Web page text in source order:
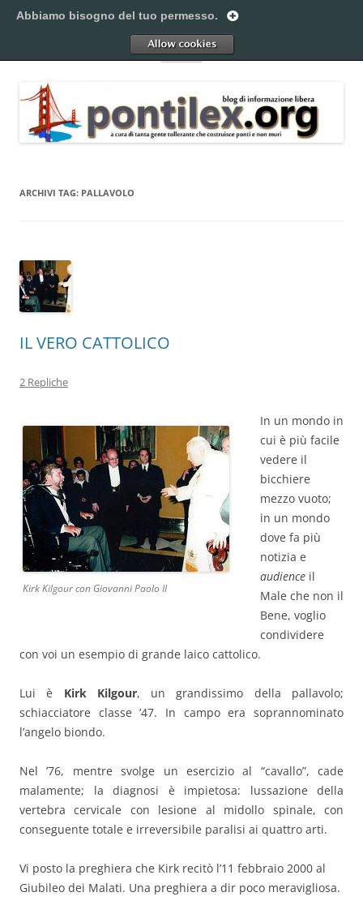
al
Pontilex
Menu
ARCHIVI TAG: PALLAVOLO
IL VERO CATTOLICO
2 Repliche
Kirk Kilgour con Giovanni Paolo II
In un mondo in
cui è più facile
vedere il
bicchiere
mezzo vuoto;
in un mondo
dove fa più
notizia e
audience il
Male che non il
Bene, voglio
condividere
con voi un esempio di grande laico cattolico.
Lui è Kirk Kilgour, un grandissimo della pallavolo;
schiacciatore classe ’47. In campo era soprannominato
l’angelo biondo.
Nel ’76, mentre svolge un esercizio al “cavallo”, cade
malamente; la diagnosi è impietosa: lussazione della
vertebra cervicale con lesione al midollo spinale, con
conseguente totale e irreversibile paralisi ai quattro arti.
Vi posto la preghiera che Kirk recitò l’11 febbraio 2000 al
Giubileo dei Malati. Una preghiera a dir poco meravigliosa.
Abbiamo bisogno del tuo permesso.